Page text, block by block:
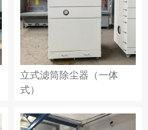
立式滤筒除尘器（一体
式）